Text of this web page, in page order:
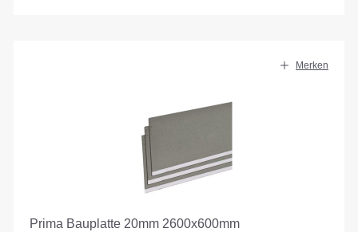
Merken
Prima Bauplatte 20mm 2600x600mm